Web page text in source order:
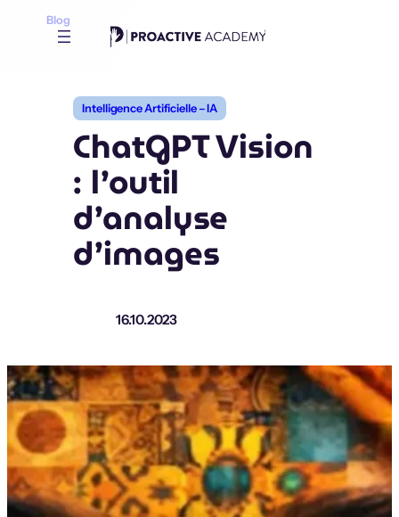
Blog
Intelligence Artificielle – IA
ChatGPT Vision
: l’outil
d’analyse
d’images
16.10.2023